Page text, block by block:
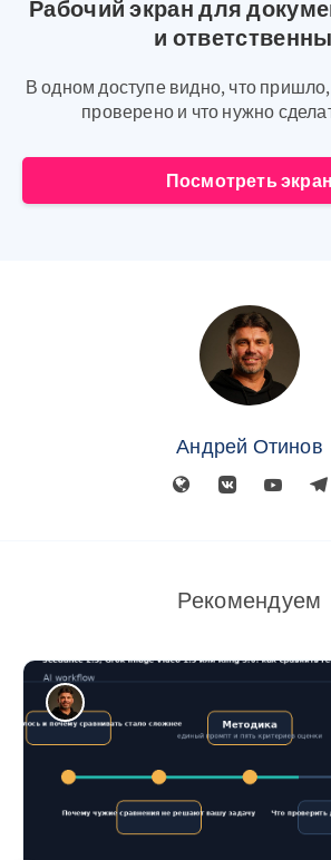
Рабочий экран для
и
В одном доступе видно, что пришло,
проверено и что нужно
Посмотреть экран
Андрей Отинов
Рекомендуем